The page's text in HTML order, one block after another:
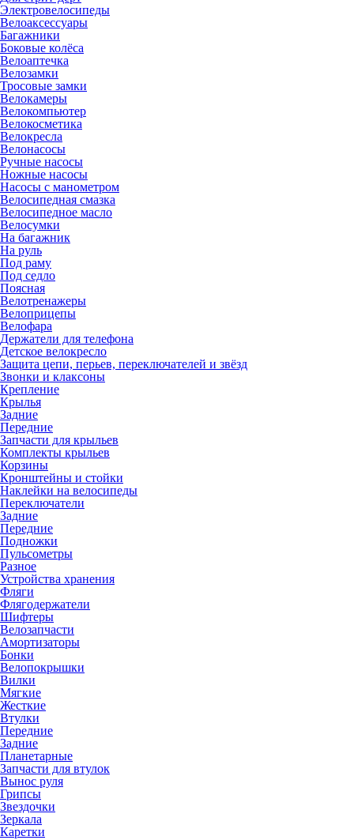
Электровелосипеды
Велоаксессуары
Багажники
Боковые колёса
Велоаптечка
Велозамки
Тросовые замки
Велокамеры
Велокомпьютер
Велокосметика
Велокресла
Велонасосы
Ручные насосы
Ножные насосы
Насосы с манометром
Велосипедная смазка
Велосипедное масло
Велосумки
На багажник
На руль
Под раму
Под седло
Поясная
Велотренажеры
Велоприцепы
Велофара
Держатели для телефона
Детское велокресло
Защита цепи, перьев, переключателей и звёзд
Звонки и клаксоны
Крепление
Крылья
Задние
Передние
Запчасти для крыльев
Комплекты крыльев
Корзины
Кронштейны и стойки
Наклейки на велосипеды
Переключатели
Задние
Передние
Подножки
Пульсометры
Разное
Устройства хранения
Фляги
Флягодержатели
Шифтеры
Велозапчасти
Амортизаторы
Бонки
Велопокрышки
Вилки
Мягкие
Жесткие
Втулки
Передние
Задние
Планетарные
Запчасти для втулок
Вынос руля
Грипсы
Звездочки
Зеркала
Каретки